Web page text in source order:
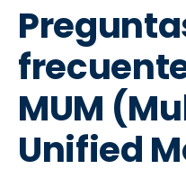
MUM
Unified